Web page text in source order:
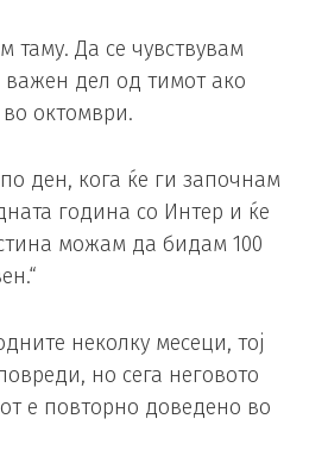
таму. Да се ​​чувствувам
дел од тимот ако
октомври.
ден, кога ќе ги започнам
година со Интер и ќе
можам да бидам 100
неколку месеци, тој
но сега неговото
е повторно доведено во